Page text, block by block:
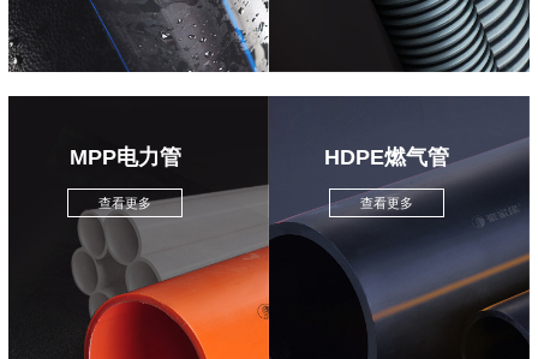
MPP电力管
查看更多
HDPE燃气管
查看更多